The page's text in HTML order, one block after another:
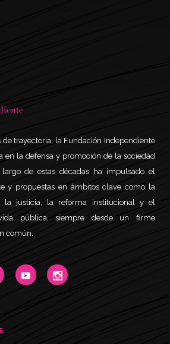
de trayectoria, la Fundación Independiente
en la defensa y promoción de la sociedad
de estas décadas ha impulsado el
y propuestas en ámbitos clave como la
la justicia, la reforma institucional y el
pública, siempre desde un firme
común.